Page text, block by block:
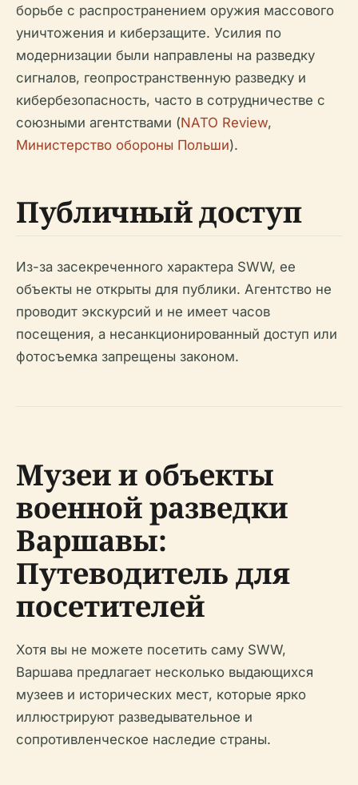
борьбе с распространением оружия массового
уничтожения и киберзащите. Усилия по
модернизации были направлены на разведку
сигналов, геопространственную разведку и
кибербезопасность, часто в сотрудничестве с
союзными агентствами (NATO Review,
Министерство обороны Польши).
Публичный доступ
Из-за засекреченного характера SWW, ее
объекты не открыты для публики. Агентство не
проводит экскурсий и не имеет часов
посещения, а несанкционированный доступ или
фотосъемка запрещены законом.
Музеи и объекты
военной разведки
Варшавы:
Путеводитель для
посетителей
Хотя вы не можете посетить саму SWW,
Варшава предлагает несколько выдающихся
музеев и исторических мест, которые ярко
иллюстрируют разведывательное и
сопротивленческое наследие страны.